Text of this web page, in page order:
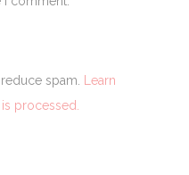
spam.
Learn
processed.